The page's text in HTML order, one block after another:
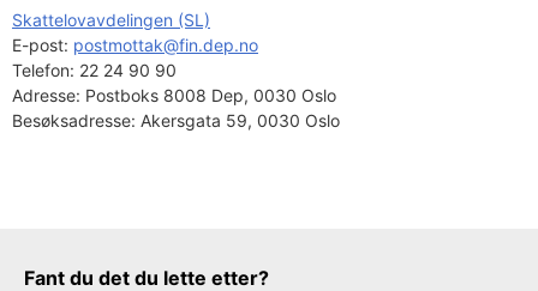
Skattelovavdelingen (SL)
E-post: postmottak@fin.dep.no
Telefon: 22 24 90 90
Adresse: Postboks 8008 Dep, 0030 Oslo
Besøksadresse: Akersgata 59, 0030 Oslo
Tilbakemeldingsskjema
Fant du det du lette etter?